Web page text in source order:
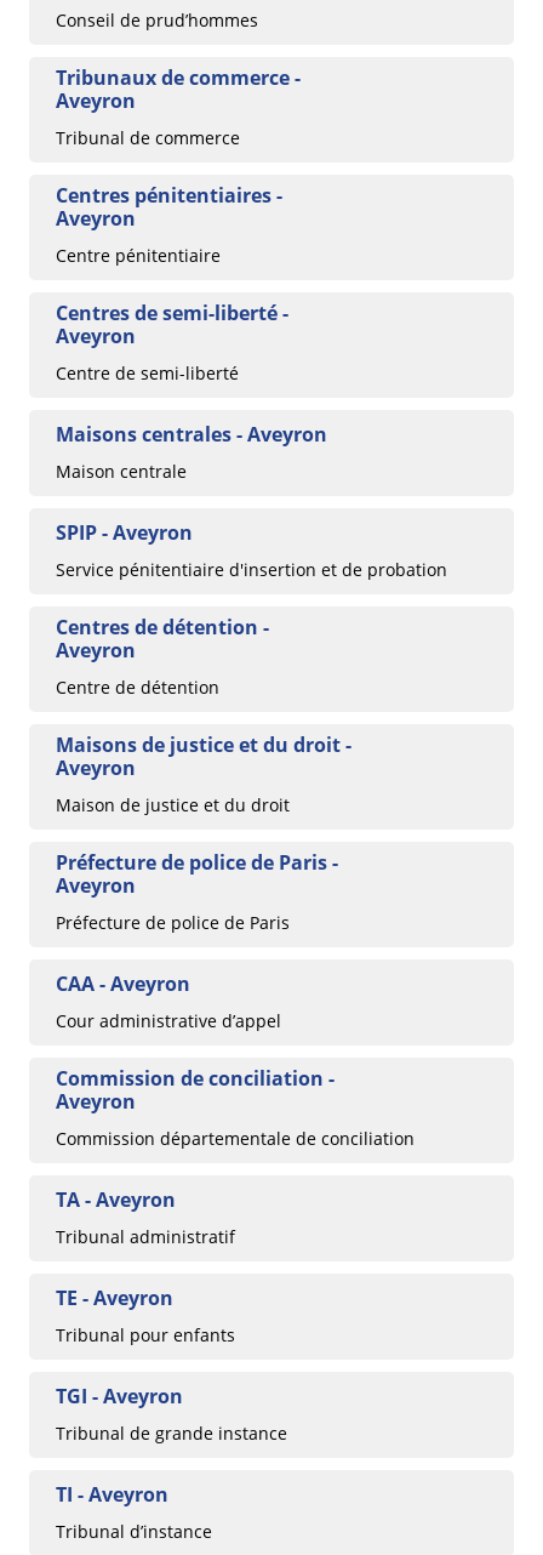
Conseil de prud’hommes
Tribunaux de commerce -
Aveyron
Tribunal de commerce
Centres pénitentiaires -
Aveyron
Centre pénitentiaire
Centres de semi-liberté -
Aveyron
Centre de semi-liberté
Maisons centrales - Aveyron
Maison centrale
SPIP - Aveyron
Service pénitentiaire d'insertion et de probation
Centres de détention -
Aveyron
Centre de détention
Maisons de justice et du droit -
Aveyron
Maison de justice et du droit
Préfecture de police de Paris -
Aveyron
Préfecture de police de Paris
CAA - Aveyron
Cour administrative d’appel
Commission de conciliation -
Aveyron
Commission départementale de conciliation
TA - Aveyron
Tribunal administratif
TE - Aveyron
Tribunal pour enfants
TGI - Aveyron
Tribunal de grande instance
TI - Aveyron
Tribunal d’instance